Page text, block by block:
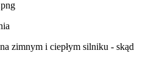
zimnym i ciepłym silniku - skąd